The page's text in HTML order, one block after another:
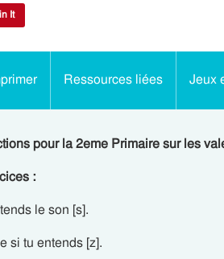
It
Ressources liées Jeux
pour la 2eme Primaire sur les
:
le son [s].
si tu entends [z].